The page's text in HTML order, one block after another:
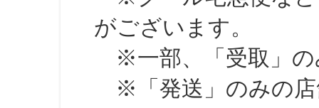
がございます。
※一部、「受取」の
※「発送」のみの店